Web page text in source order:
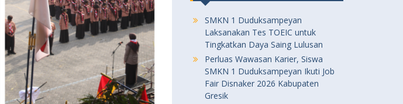
SMKN 1 Duduksampeyan
Laksanakan Tes TOEIC untuk
Tingkatkan Daya Saing Lulusan
Perluas Wawasan Karier, Siswa
SMKN 1 Duduksampeyan Ikuti Job
Fair Disnaker 2026 Kabupaten
Gresik